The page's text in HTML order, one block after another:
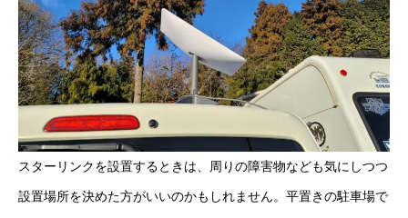
スターリンクを設置するときは、周りの障害物なども気にしつつ
設置場所を決めた方がいいのかもしれません。平置きの駐車場で